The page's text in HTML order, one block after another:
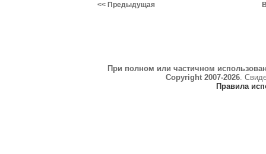
<< Предыдущая
При полном или частичном
Copyright 2007-2026.
Правила